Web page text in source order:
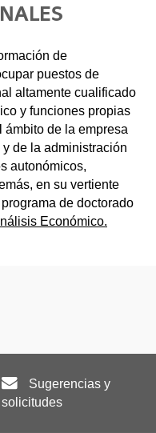
de
puestos de
altamente cualificado
y funciones propias
ámbito de la empresa
de la administración
autonómicos,
en su vertiente
de doctorado
Económico.
Sugerencias y
solicitudes